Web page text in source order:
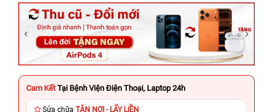
Cam Kết Tại Bệnh Viện Điện Thoại, Laptop 24h
Sửa chữa TẬN NƠI - LẤY LIỀN